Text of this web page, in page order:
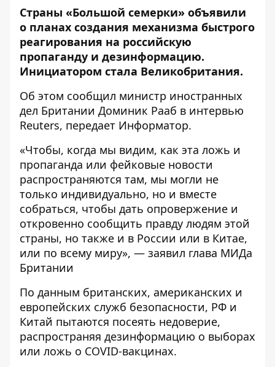
Страны «Большой семерки» объявили
о планах создания механизма быстрого
реагирования на российскую
пропаганду и дезинформацию.
Инициатором стала Великобритания.
Об этом сообщил министр иностранных
дел Британии Доминик Рааб в интервью
Reuters, передает Информатор.
«Чтобы, когда мы видим, как эта ложь и
пропаганда или фейковые новости
распространяются там, мы могли не
только индивидуально, но и вместе
собраться, чтобы дать опровержение и
откровенно сообщить правду людям этой
страны, но также и в России или в Китае,
или по всему миру», — заявил глава МИДа
Британии
По данным британских, американских и
европейских служб безопасности, РФ и
Китай пытаются посеять недоверие,
распространяя дезинформацию о выборах
или ложь о COVID-вакцинах.